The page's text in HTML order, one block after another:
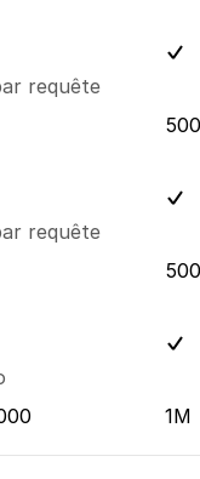
requête
500
requête
500
1M